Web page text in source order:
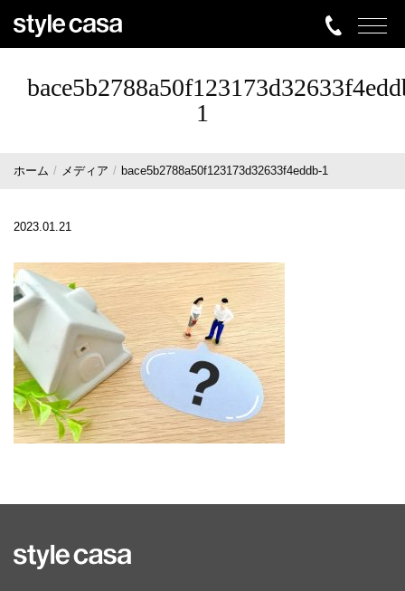
1
ホーム メディア bace5b2788a50f123173d32633f4eddb-1
2023.01.21